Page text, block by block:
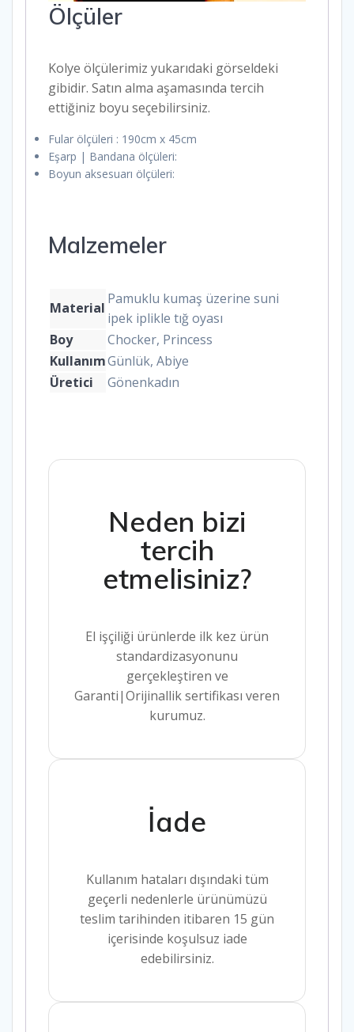
Ölçüler
Kolye ölçülerimiz yukarıdaki görseldeki
gibidir. Satın alma aşamasında tercih
ettiğiniz boyu seçebilirsiniz.
Fular ölçüleri : 190cm x 45cm
Eşarp | Bandana ölçüleri:
Boyun aksesuarı ölçüleri:
Malzemeler
Material
Pamuklu kumaş üzerine suni
ipek iplikle tığ oyası
Boy
Chocker, Princess
KullanımGünlük, Abiye
Üretici
Gönenkadın
Neden bizi
tercih
etmelisiniz?
El işçiliği ürünlerde ilk kez ürün
standardizasyonunu
gerçekleştiren ve
Garanti|Orijinallik sertifikası veren
kurumuz.
İade
Kullanım hataları dışındaki tüm
geçerli nedenlerle ürünümüzü
teslim tarihinden itibaren 15 gün
içerisinde koşulsuz iade
edebilirsiniz.